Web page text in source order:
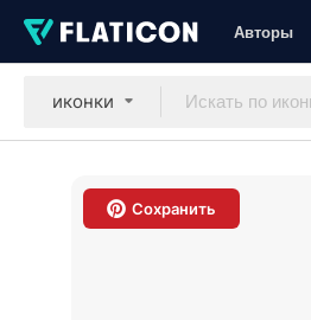
Авторы
иконки
Сохранить